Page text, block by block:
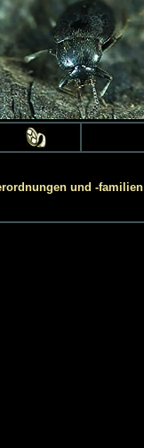
und -familien